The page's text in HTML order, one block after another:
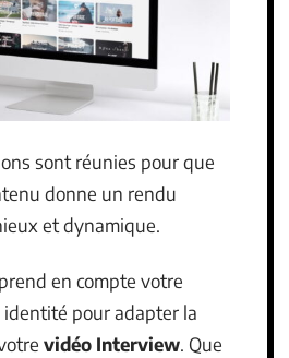
sont réunies pour que
donne un rendu
et dynamique.
en compte votre
pour adapter la
vidéo Interview. Que